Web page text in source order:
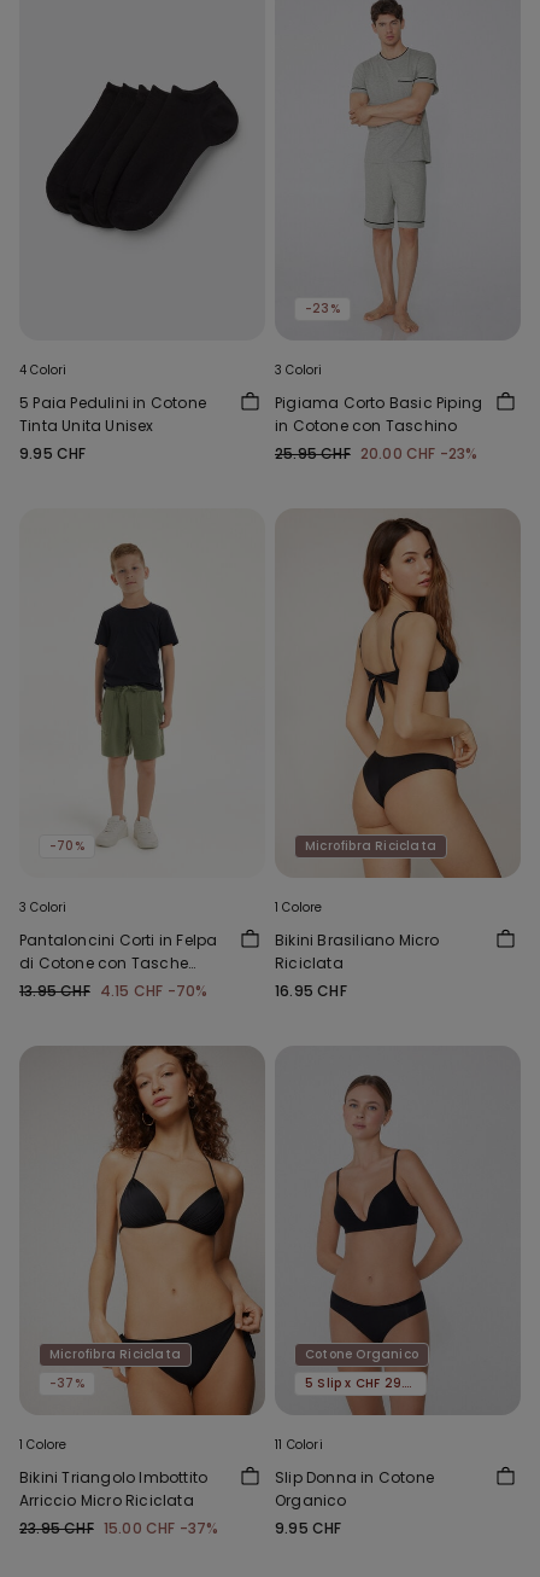
4 Colori
5 Paia Pedulini in Cotone
Tinta Unita Unisex
9.95 CHF
-23%
3 Colori
Pigiama Corto Basic Piping
in Cotone con Taschino
25.95 CHF 20.00 CHF -23%
-70%
3 Colori
Pantaloncini Corti in Felpa
di Cotone con Tasche
Bimbo
13.95 CHF 4.15 CHF -70%
Microfibra Riciclata
1 Colore
Bikini Brasiliano Micro
Riciclata
16.95 CHF
Microfibra Riciclata
-37%
1 Colore
Bikini Triangolo Imbottito
Arriccio Micro Riciclata
23.95 CHF 15.00 CHF -37%
Cotone Organico
5 Slip x CHF 29.90
11 Colori
Slip Donna in Cotone
Organico
9.95 CHF